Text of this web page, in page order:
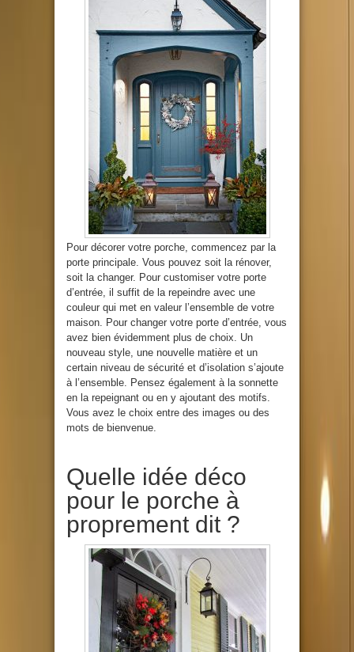
Pour décorer votre porche, commencez par la
porte principale. Vous pouvez soit la rénover,
soit la changer. Pour customiser votre porte
d’entrée, il suffit de la repeindre avec une
couleur qui met en valeur l’ensemble de votre
maison. Pour changer votre porte d’entrée, vous
avez bien évidemment plus de choix. Un
nouveau style, une nouvelle matière et un
certain niveau de sécurité et d’isolation s’ajoute
à l’ensemble. Pensez également à la sonnette
en la repeignant ou en y ajoutant des motifs.
Vous avez le choix entre des images ou des
mots de bienvenue.
Quelle idée déco
pour le porche à
proprement dit ?